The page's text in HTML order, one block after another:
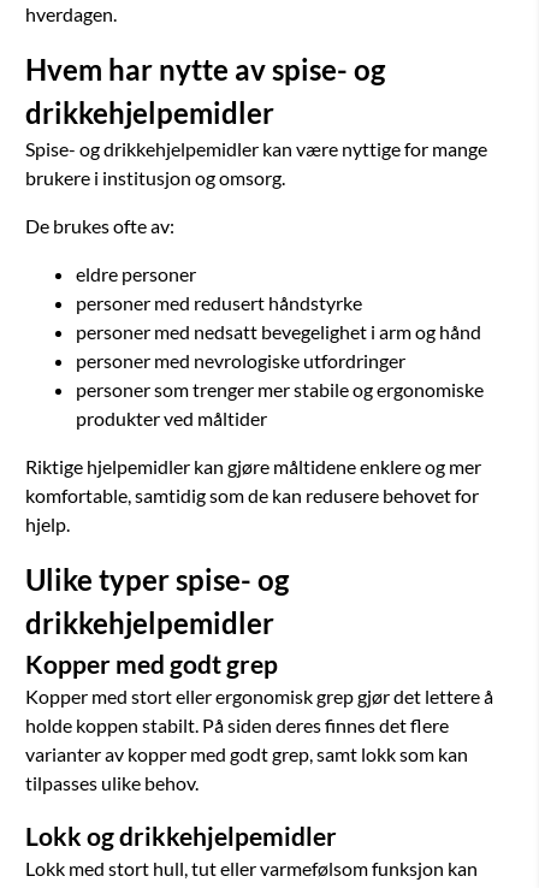
hverdagen.
Hvem har nytte av spise- og
drikkehjelpemidler
Spise- og drikkehjelpemidler kan være nyttige for mange
brukere i institusjon og omsorg.
De brukes ofte av:
eldre personer
personer med redusert håndstyrke
personer med nedsatt bevegelighet i arm og hånd
personer med nevrologiske utfordringer
personer som trenger mer stabile og ergonomiske
produkter ved måltider
Riktige hjelpemidler kan gjøre måltidene enklere og mer
komfortable, samtidig som de kan redusere behovet for
hjelp.
Ulike typer spise- og
drikkehjelpemidler
Kopper med godt grep
Kopper med stort eller ergonomisk grep gjør det lettere å
holde koppen stabilt. På siden deres finnes det flere
varianter av kopper med godt grep, samt lokk som kan
tilpasses ulike behov.
Lokk og drikkehjelpemidler
Lokk med stort hull, tut eller varmefølsom funksjon kan